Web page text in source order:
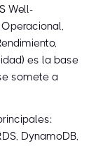
Well-
es la base
somete a
DynamoDB,